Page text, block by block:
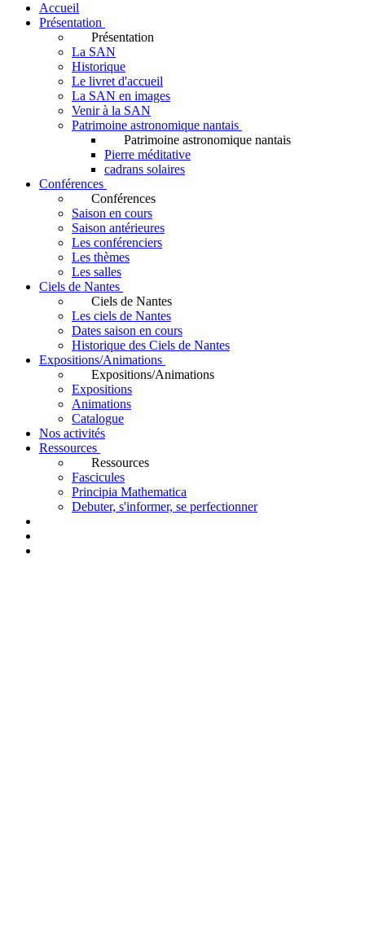
Accueil
Présentation
Présentation
La SAN
Historique
Le livret d'accueil
La SAN en images
Venir à la SAN
Patrimoine astronomique nantais
Patrimoine astronomique nantais
Pierre méditative
cadrans solaires
Conférences
Conférences
Saison en cours
Saison antérieures
Les conférenciers
Les thèmes
Les salles
Ciels de Nantes
Ciels de Nantes
Les ciels de Nantes
Dates saison en cours
Historique des Ciels de Nantes
Expositions/Animations
Expositions/Animations
Expositions
Animations
Catalogue
Nos activités
Ressources
Ressources
Fascicules
Principia Mathematica
Debuter, s'informer, se perfectionner